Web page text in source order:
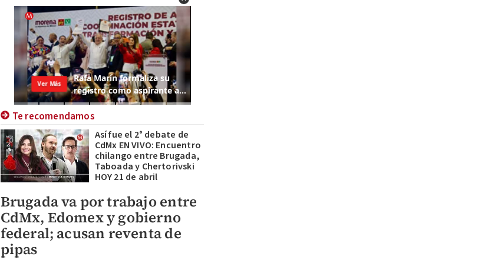
Te recomendamos
Así fue el 2° debate de
CdMx EN VIVO: Encuentro
chilango entre Brugada,
Taboada y Chertorivski
HOY 21 de abril
Brugada va por trabajo entre
CdMx, Edomex y gobierno
federal; acusan reventa de
pipas